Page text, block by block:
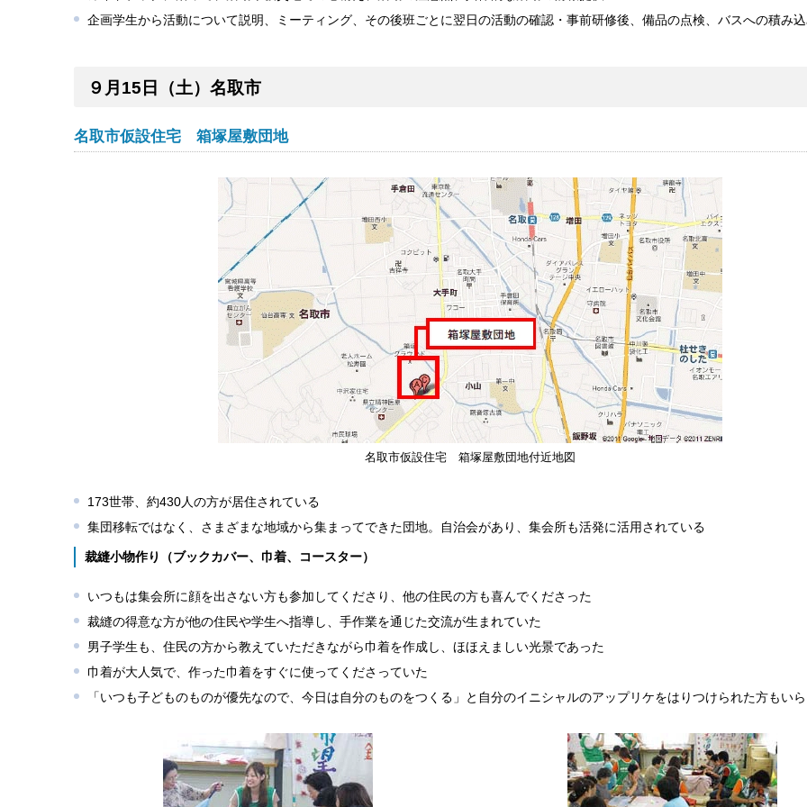
企画学生から活動について説明、ミーティング、その後班ごとに翌日の活動の確認・事前研修後、備品の点検、バスへの積み
９月15日（土）名取市
名取市仮設住宅 箱塚屋敷団地
名取市仮設住宅 箱塚屋敷団地付近地図
173世帯、約430人の方が居住されている
集団移転ではなく、さまざまな地域から集まってできた団地。自治会があり、集会所も活発に活用されている
裁縫小物作り（ブックカバー、巾着、コースター）
いつもは集会所に顔を出さない方も参加してくださり、他の住民の方も喜んでくださった
裁縫の得意な方が他の住民や学生へ指導し、手作業を通じた交流が生まれていた
男子学生も、住民の方から教えていただきながら巾着を作成し、ほほえましい光景であった
巾着が大人気で、作った巾着をすぐに使ってくださっていた
「いつも子どものものが優先なので、今日は自分のものをつくる」と自分のイニシャルのアップリケをはりつけられた方もい